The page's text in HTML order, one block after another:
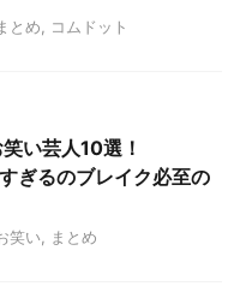
とめ, コムドット
い芸人10選！
ぎるのブレイク必至の
笑い, まとめ